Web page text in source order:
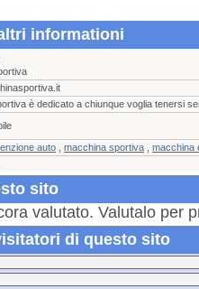
informationi
è dedicato a chiunque voglia tenersi
auto macchina sportiva
macchina
sito
valutato. Valutalo per
di questo sito